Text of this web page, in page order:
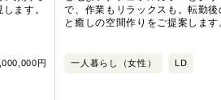
ます。
円
で、作業もリラックスも。転勤
と癒しの空間作りをご提案します
一人暮らし（女性） LD